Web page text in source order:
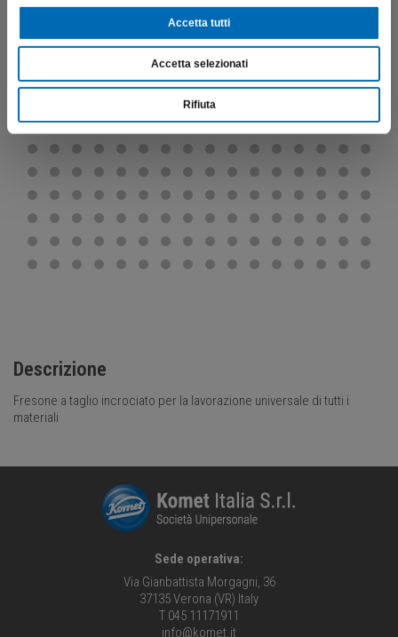
Accetta tutti
Accetta selezionati
Rifiuta
Descrizione
Fresone a taglio incrociato per la lavorazione universale di tutti i
materiali
Sede operativa:
Via Gianbattista Morgagni, 36
37135 Verona (VR) Italy
T 045 11171911
info@komet.it